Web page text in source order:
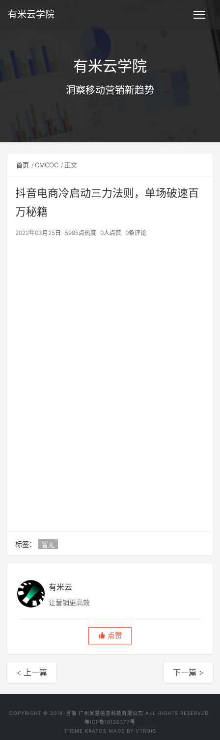
有米云学院
有米云学院
洞察移动营销新趋势
首页 CMCOC 正文
抖音电商冷启动三力法则，单场破速百
万秘籍
2022年03月25日 5995点热度 0人点赞 0条评论
标签： 暂无
有米云
让营销更高效
点赞
< 上一篇 下一篇 >
COPYRIGHT © 2016-当前 广州米慧信息科技有限公司 ALL RIGHTS RESERVED.
粤ICP备18126377号
THEME KRATOS MADE BY VTROIS